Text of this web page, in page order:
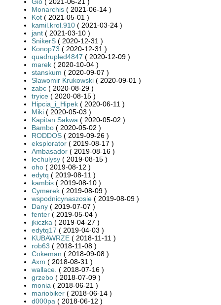
Monarchis ( 2021-06-14 )
Kot ( 2021-05-01 )
kamil.krol.910 ( 2021-03-24 )
jant ( 2021-03-10 )
SnikerS ( 2020-12-31 )
Konop73 ( 2020-12-31 )
quadrupled4847 ( 2020-12-09 )
marek ( 2020-10-04 )
stanskum ( 2020-09-07 )
Slawomir Krukowski ( 2020-09-01 )
zabc ( 2020-08-29 )
tryice ( 2020-08-15 )
Hipcia_i_Hipek ( 2020-06-11 )
Miki ( 2020-05-03 )
Kapitan Sakwa ( 2020-05-02 )
Bambo ( 2020-05-02 )
RODDOS ( 2019-09-26 )
eksplorator ( 2019-08-17 )
Ambasador ( 2019-08-16 )
lechulysy ( 2019-08-15 )
oho ( 2019-08-12 )
edytq ( 2019-08-11 )
kambis ( 2019-08-10 )
Cymerek ( 2019-08-09 )
wspodnicynaszosie ( 2019-08-09 )
Dany ( 2019-07-07 )
fenter ( 2019-05-04 )
jkiczka ( 2019-04-27 )
edytq17 ( 2019-04-03 )
KUBAWRZE ( 2018-11-11 )
rob63 ( 2018-11-08 )
Cokeman ( 2018-09-08 )
Axm ( 2018-08-31 )
wallace. ( 2018-07-16 )
grzebo ( 2018-07-09 )
monia ( 2018-06-21 )
mariobiker ( 2018-06-14 )
d000pa ( 2018-06-12 )